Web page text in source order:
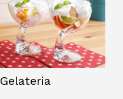
Gelateria